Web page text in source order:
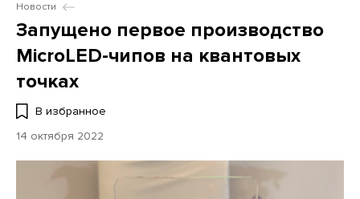
Новости
Запущено первое производство
MicroLED-чипов на квантовых
точках
В избранное
14 октября 2022